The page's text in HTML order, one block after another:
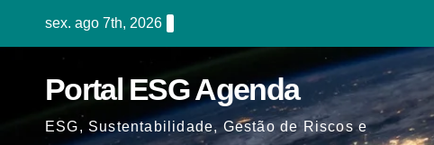
sex. ago 7th, 2026
Portal ESG Agenda
ESG, Sustentabilidade, Gestão de Riscos e